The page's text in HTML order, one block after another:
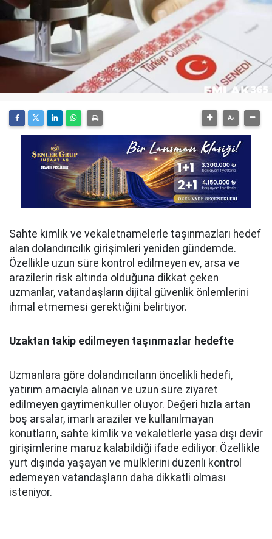
Sahte kimlik ve vekaletnamelerle taşınmazları hedef
alan dolandırıcılık girişimleri yeniden gündemde.
Özellikle uzun süre kontrol edilmeyen ev, arsa ve
arazilerin risk altında olduğuna dikkat çeken
uzmanlar, vatandaşların dijital güvenlik önlemlerini
ihmal etmemesi gerektiğini belirtiyor.
Uzaktan takip edilmeyen taşınmazlar hedefte
Uzmanlara göre dolandırıcıların öncelikli hedefi,
yatırım amacıyla alınan ve uzun süre ziyaret
edilmeyen gayrimenkuller oluyor. Değeri hızla artan
boş arsalar, imarlı araziler ve kullanılmayan
konutların, sahte kimlik ve vekaletlerle yasa dışı devir
girişimlerine maruz kalabildiği ifade ediliyor. Özellikle
yurt dışında yaşayan ve mülklerini düzenli kontrol
edemeyen vatandaşların daha dikkatli olması
isteniyor.